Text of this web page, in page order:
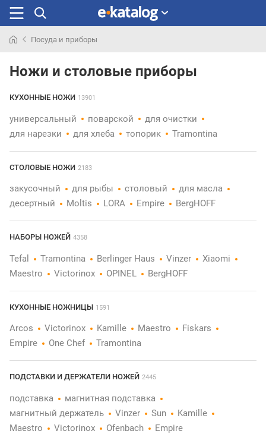
раньше
Посуда и приборы
Ножи и столовые приборы
КУХОННЫЕ НОЖИ 13901
универсальный поварской
для очистки
для нарезки
для хлеба топорик Tramontina
СТОЛОВЫЕ НОЖИ 2183
закусочный для рыбы столовый
для масла
десертный
Moltis LORA Empire BergHOFF
НАБОРЫ НОЖЕЙ 4358
Tefal Tramontina Berlinger Haus Vinzer
Xiaomi
Maestro
Victorinox OPINEL BergHOFF
КУХОННЫЕ НОЖНИЦЫ 1591
Arcos Victorinox Kamille Maestro
Fiskars
Empire
One Chef Tramontina
ПОДСТАВКИ И ДЕРЖАТЕЛИ НОЖЕЙ 2445
подставка
магнитная подставка
магнитный держатель
Vinzer Sun
Kamille
Maestro
Victorinox Ofenbach Empire